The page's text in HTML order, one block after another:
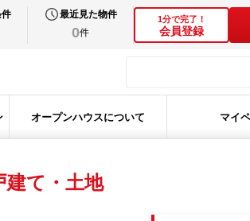
最近見た物件
0件
1分で完了！
会員登録
オープンハウスについて マイ
建て・土地